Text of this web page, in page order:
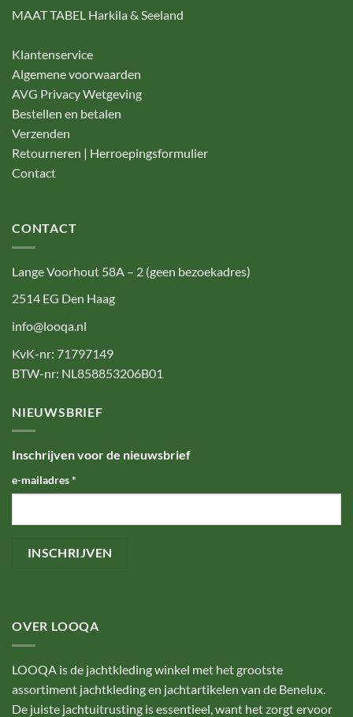
MAAT TABEL Harkila & Seeland
Klantenservice
Algemene voorwaarden
AVG Privacy Wetgeving
Bestellen en betalen
Verzenden
Retourneren | Herroepingsformulier
Contact
CONTACT
Lange Voorhout 58A – 2 (geen bezoekadres)
2514 EG Den Haag
info@looqa.nl
KvK-nr: 71797149
BTW-nr: NL858853206B01
NIEUWSBRIEF
Inschrijven voor de nieuwsbrief
e-mailadres*
OVER LOOQA
LOOQA is de jachtkleding winkel met het grootste
assortiment jachtkleding en jachtartikelen van de Benelux.
De juiste jachtuitrusting is essentieel, want het zorgt ervoor